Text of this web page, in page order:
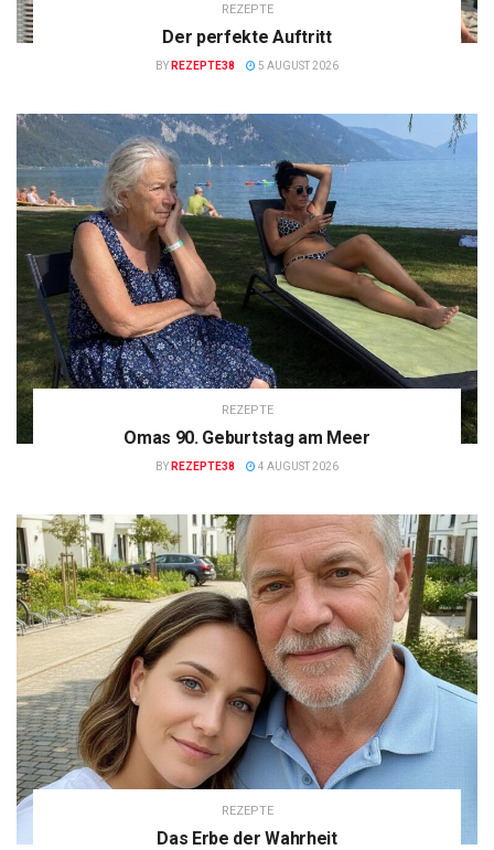
REZEPTE
Der perfekte Auftritt
BY REZEPTE38 5 AUGUST 2026
REZEPTE
Omas 90. Geburtstag am Meer
BY REZEPTE38 4 AUGUST 2026
REZEPTE
Das Erbe der Wahrheit